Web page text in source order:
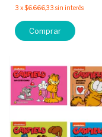
3 x$6.666,33 sin interés
Comprar